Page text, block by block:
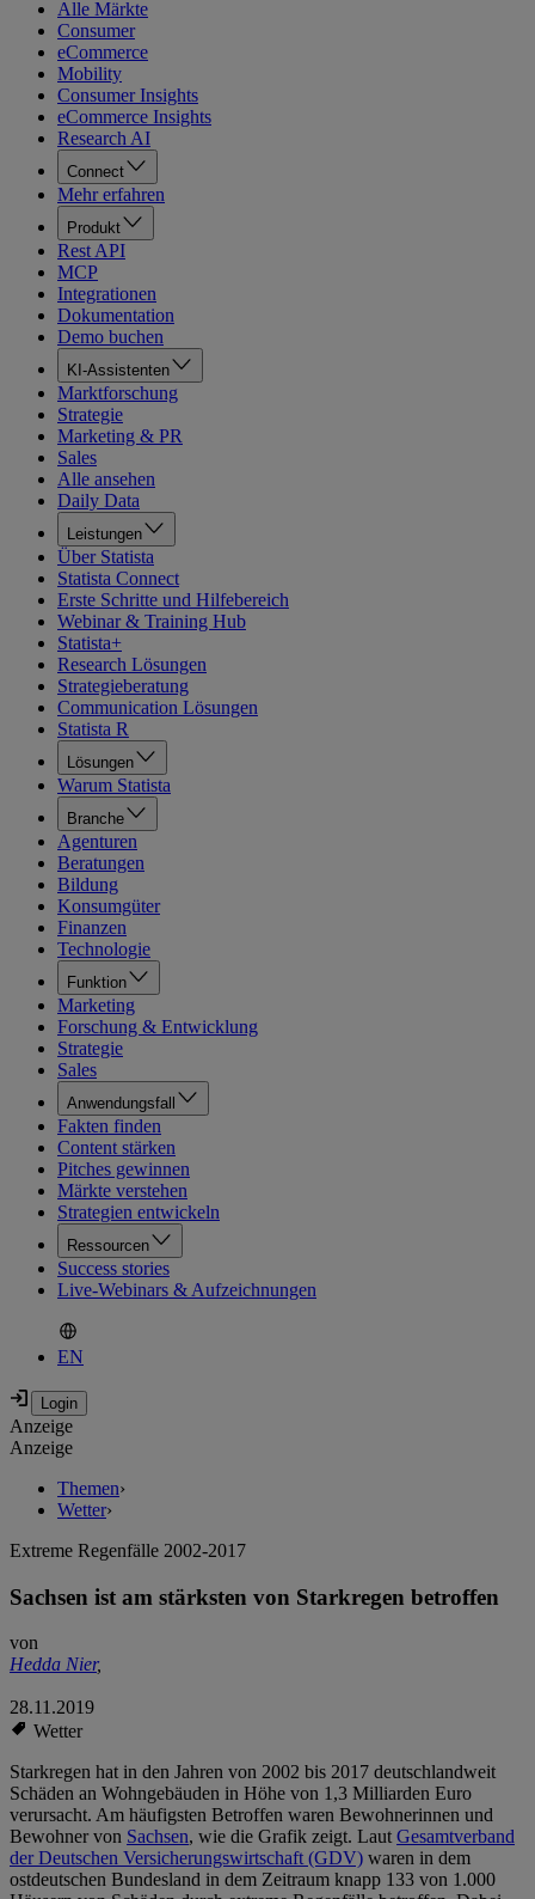
Alle Märkte
Consumer
eCommerce
Mobility
Consumer Insights
eCommerce Insights
Research AI
Connect
Mehr erfahren
Produkt
Rest API
MCP
Integrationen
Dokumentation
Demo buchen
KI-Assistenten
Marktforschung
Strategie
Marketing & PR
Sales
Alle ansehen
Daily Data
Leistungen
Über Statista
Statista Connect
Erste Schritte und Hilfebereich
Webinar & Training Hub
Statista+
Research Lösungen
Strategieberatung
Communication Lösungen
Statista R
Lösungen
Warum Statista
Branche
Agenturen
Beratungen
Bildung
Konsumgüter
Finanzen
Technologie
Funktion
Marketing
Forschung & Entwicklung
Strategie
Sales
Anwendungsfall
Fakten finden
Content stärken
Pitches gewinnen
Märkte verstehen
Strategien entwickeln
Ressourcen
Success stories
Live-Webinars & Aufzeichnungen
EN
Anzeige
Anzeige
Themen›
Wetter›
Extreme Regenfälle 2002-2017
Sachsen ist am stärksten von Starkregen betroffen
von
Hedda Nier,
28.11.2019
Wetter
Starkregen hat in den Jahren von 2002 bis 2017 deutschlandweit
Schäden an Wohngebäuden in Höhe von 1,3 Milliarden Euro
verursacht. Am häufigsten Betroffen waren Bewohnerinnen und
Bewohner von Sachsen, wie die Grafik zeigt. LautGesamtverband
der Deutschen Versicherungswirtschaft (GDV) waren in dem
ostdeutschen Bundesland in dem Zeitraum knapp 133 von 1.000